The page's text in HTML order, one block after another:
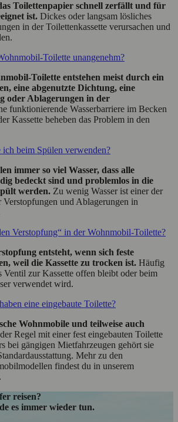
Toilettenpapier schnell zerfällt und für
ist. Dickes oder langsam lösliches
in der Toilettenkassette verursachen und
unangenehm?
entstehen meist durch ein
eine abgenutzte Dichtung, eine
oder Ablagerungen in der
funktionierende Wasserbarriere im Becken
Kassette beheben das Problem in den
beim Spülen verwenden?
immer so viel Wasser, dass alle
bedeckt sind und problemlos in die
werden. Zu wenig Wasser ist einer der
und Ablagerungen in
Verstopfung“ in der Wohnmobil‑Toilette?
entsteht, wenn sich feste
weil die Kassette zu trocken ist. Häufig
Ventil zur Kassette offen bleibt oder beim
verwendet wird.
eine eingebaute Toilette?
Wohnmobile und teilweise auch
Regel mit einer fest eingebauten Toilette
bei gängigen Mietfahrzeugen gehört sie
Mehr zu den
findest du in unserem
reisen?
es immer wieder tun.